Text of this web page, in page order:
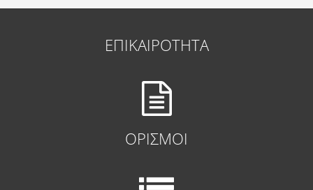
ΕΠΙΚΑΙΡΟΤΗΤΑ
ΟΡΙΣΜΟΙ